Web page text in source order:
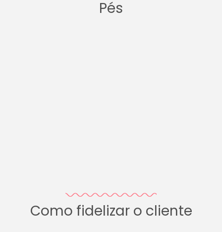
Pés
Como fidelizar o cliente